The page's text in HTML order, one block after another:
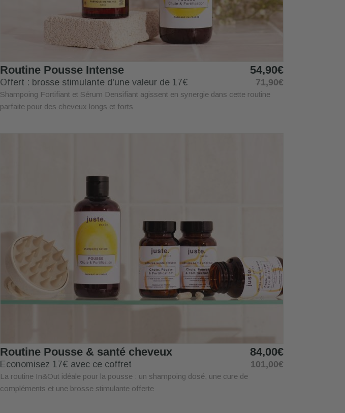
Routine Pousse Intense 54,90€
Offert : brosse stimulante d'une valeur de 17€ 71,90€
Shampoing Fortifiant et Sérum Densifiant agissent en synergie dans cette routine
parfaite pour des cheveux longs et forts
Routine Pousse & santé cheveux 84,00€
Economisez 17€ avec ce coffret 101,00€
La routine In&Out idéale pour la pousse : un shampoing dosé, une cure de
compléments et une brosse stimulante offerte